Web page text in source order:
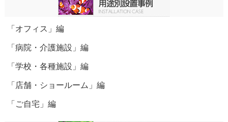
「オフィス」編
「病院・介護施設」編
「学校・各種施設」編
「店舗・ショールーム」編
「ご自宅」編